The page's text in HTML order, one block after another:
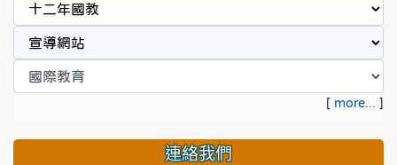
[ more... ]
連絡我們